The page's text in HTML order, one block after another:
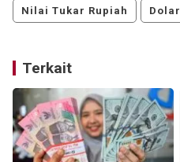
Nilai Tukar Rupiah Dolar
Terkait